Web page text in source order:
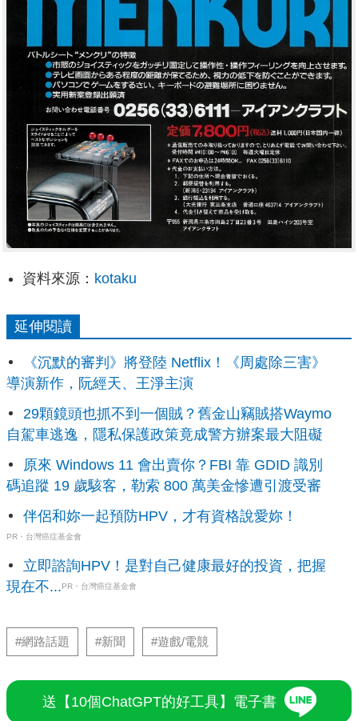
資料來源： kotaku
延伸閱讀
《沉默的審判》將登陸 Netflix！《周處除三害》
導演新作，阮經天、王淨主演
29顆鏡頭也抓不到一個賊？舊金山竊賊搭Waymo
自駕車逃逸，隱私保護政策竟成警方辦案最大阻礙
原來 Windows 11 會出賣你？FBI 靠 GDID 識別
碼追蹤 19 歲駭客，勒索 800 萬美金慘遭引渡受審
伴侶和妳一起預防HPV，才有資格說愛妳！
PR・台灣癌症基金會
立即諮詢HPV！是對自己健康最好的投資，把握
現在不...PR・台灣癌症基金會
#網路話題 #新聞 #遊戲/電競
送【10個ChatGPT的好工具】電子書